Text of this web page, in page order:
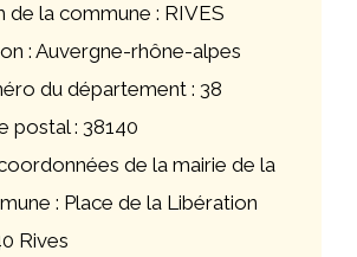
de la commune : RIVES
: Auvergne-rhône-alpes
du département : 38
postal : 38140
de la mairie de la
: Place de la Libération
Rives